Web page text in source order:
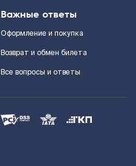
Важные ответы
Оформление и покупка
Возврат и обмен билета
Все вопросы и ответы